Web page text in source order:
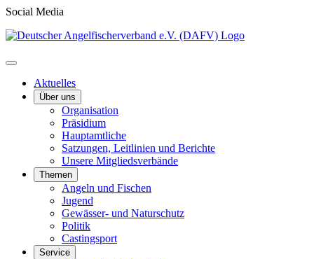
Social Media
Aktuelles
Über uns
Organisation
Präsidium
Hauptamtliche
Satzungen, Leitlinien und Berichte
Unsere Mitgliedsverbände
Themen
Angeln und Fischen
Jugend
Gewässer- und Naturschutz
Politik
Castingsport
Service